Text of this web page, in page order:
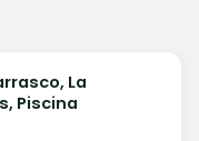
La
Piscina